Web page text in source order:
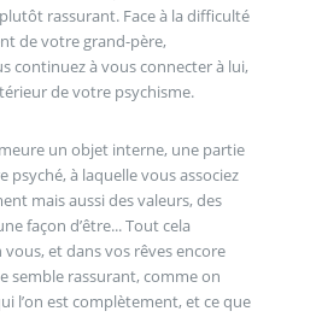
rassurant. Face à la difficulté
de votre grand-père,
continuez à vous connecter à lui,
de votre psychisme.
un objet interne, une partie
à laquelle vous associez
mais aussi des valeurs, des
façon d’être... Tout cela
vous, et dans vos rêves encore
semble rassurant, comme on
l’on est complètement, et ce que